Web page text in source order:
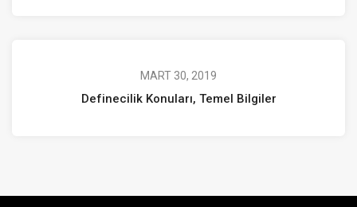
MART 30, 2019
Definecilik Konuları, Temel Bilgiler